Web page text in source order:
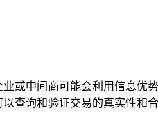
或中间商可能会利用信息
查询和验证交易的真实性和